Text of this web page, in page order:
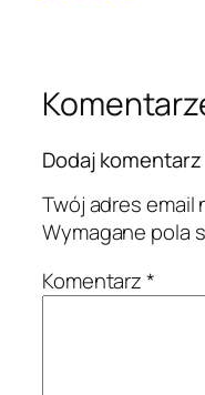
Dodaj komentarz
Twój adres email
Wymagane pola
Komentarz*